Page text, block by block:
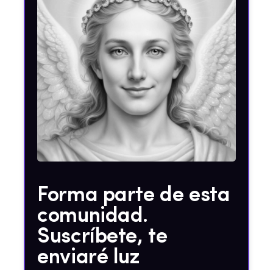
Forma parte de esta
comunidad.
Suscríbete, te
enviaré luz